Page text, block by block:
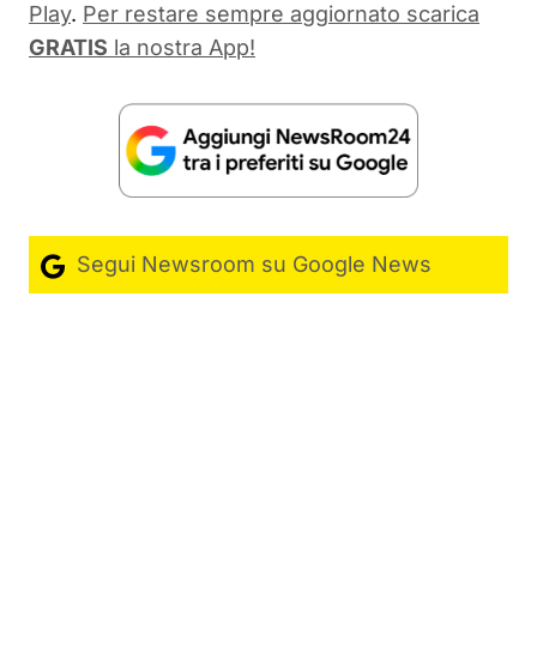
Play. Per restare sempre aggiornato scarica
GRATIS la nostra App!
Segui Newsroom su Google News